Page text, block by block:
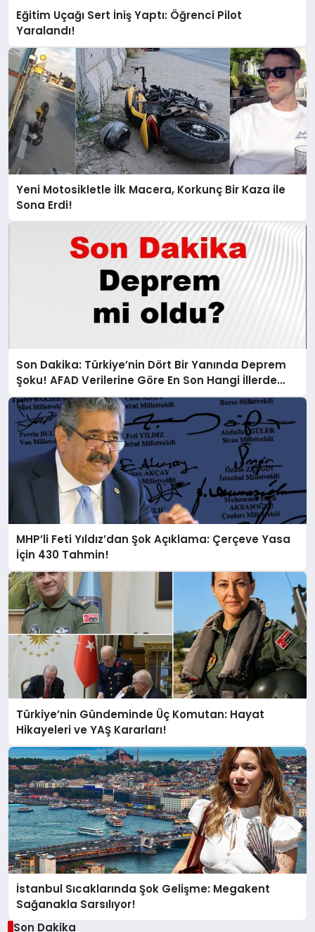
Eğitim Uçağı Sert İniş Yaptı: Öğrenci Pilot
Yaralandı!
Yeni Motosikletle İlk Macera, Korkunç Bir Kaza ile
Sona Erdi!
Son Dakika: Türkiye’nin Dört Bir Yanında Deprem
Şoku! AFAD Verilerine Göre En Son Hangi İllerde
Sallandı?
MHP’li Feti Yıldız’dan Şok Açıklama: Çerçeve Yasa
İçin 430 Tahmin!
Türkiye’nin Gündeminde Üç Komutan: Hayat
Hikayeleri ve YAŞ Kararları!
İstanbul Sıcaklarında Şok Gelişme: Megakent
Sağanakla Sarsılıyor!
Son Dakika